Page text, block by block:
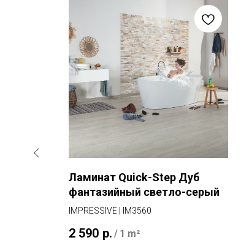
Ламинат Quick-Step Дуб
фантазийный светло-серый
IMPRESSIVE | IM3560
2 590 р. / 1 m²